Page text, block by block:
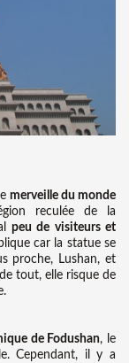
merveille du monde
reculée de la
peu de visiteurs et
car la statue se
proche, Lushan, et
tout, elle risque de
de Fodushan, le
Cependant, il y a